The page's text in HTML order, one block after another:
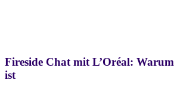
Fireside Chat mit L’Oréal:
ist